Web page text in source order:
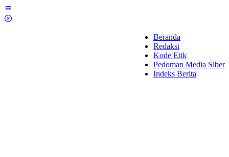
Lewati
ke
Beranda
Redaksi
Kode Etik
Pedoman Media Siber
Indeks Berita